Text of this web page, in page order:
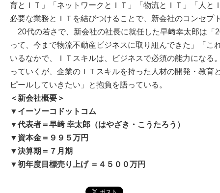
育とＩＴ」「ネットワークとＩＴ」「物流とＩＴ」「人と
必要な業務とＩＴを結びつけることで、新会社のコンセプ
20代の若さで、新会社の社長に就任した早﨑幸太郎は「
って、今まで物流不動産ビジネスに取り組んできた」「こ
いるなかで、ＩＴスキルは、ビジネスで必須の能力になる
っていくが、企業のＩＴスキルを持った人材の開発・教育
ピールしていきたい」と抱負を語っている。
＜新会社概要＞
▼イーソーコドットコム
▼代表者＝早﨑 幸太郎（はやざき・こうたろう）
▼資本金＝９９５万円
▼決算期＝７月期
▼初年度目標売り上げ ＝４５００万円